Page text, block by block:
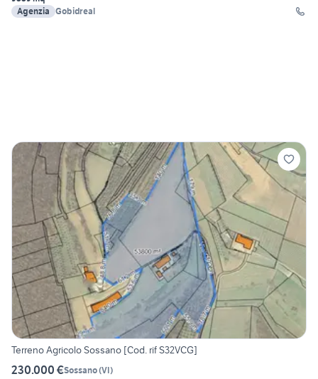
Agenzia Gobidreal
Terreno Agricolo Sossano [Cod. rif S32VCG]
230.000 €Sossano(VI)